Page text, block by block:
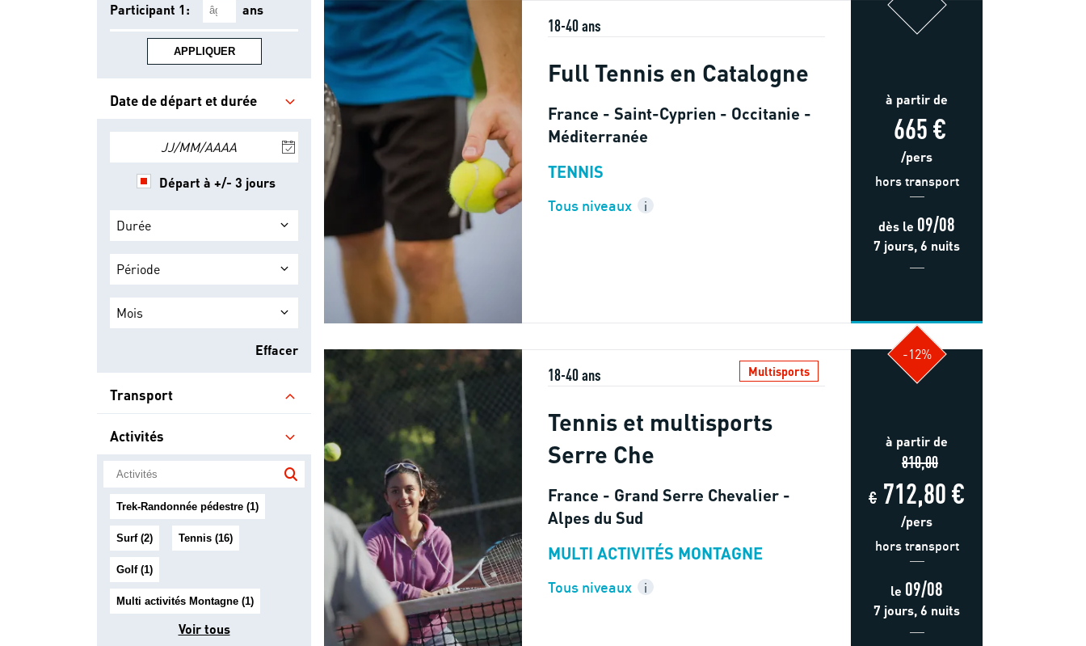
Participant 1: ans
APPLIQUER
Date de départ et durée
JJ/MM/AAAA
Départ à +/- 3 jours
Durée
Période
Mois
Effacer
Transport
Activités
Trek-Randonnée pédestre (1)
Surf (2) Tennis (16)
Golf (1)
Multi activités Montagne (1)
Voir tous
18-40 ans
Full Tennis en Catalogne
France - Saint-Cyprien - Occitanie -
Méditerranée
TENNIS
Tous niveaux i
à partir de
665 €
/pers
hors transport
dès le 09/08
7 jours, 6 nuits
18-40 ans Multisports
Tennis et multisports
Serre Che
France - Grand Serre Chevalier -
Alpes du Sud
MULTI ACTIVITÉS MONTAGNE
Tous niveaux i
-12%
à partir de
810,00
€ 712,80 €
/pers
hors transport
le 09/08
7 jours, 6 nuits